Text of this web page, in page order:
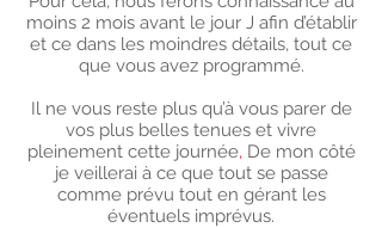
moins 2 mois avant le jour J afin d’établir
et ce dans les moindres détails, tout ce
que vous avez programmé.
Il ne vous reste plus qu’à vous parer de
vos plus belles tenues et vivre
pleinement cette journée, De mon côté
je veillerai à ce que tout se passe
comme prévu tout en gérant les
éventuels imprévus.